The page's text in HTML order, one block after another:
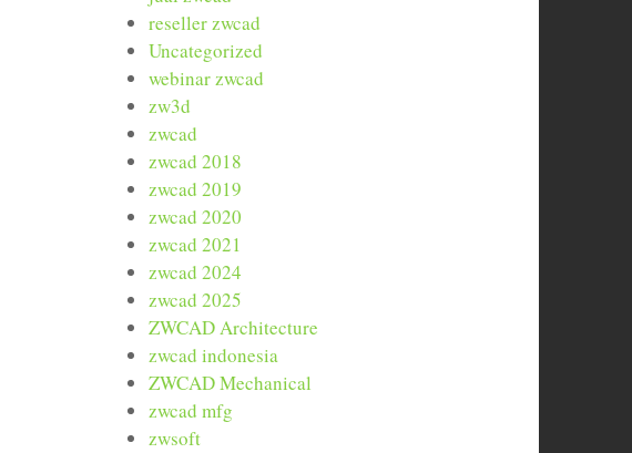
reseller zwcad
Uncategorized
webinar zwcad
zw3d
zwcad
zwcad 2018
zwcad 2019
zwcad 2020
zwcad 2021
zwcad 2024
zwcad 2025
ZWCAD Architecture
zwcad indonesia
ZWCAD Mechanical
zwcad mfg
zwsoft